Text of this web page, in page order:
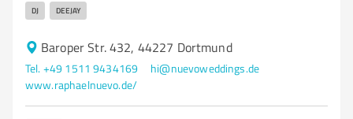
DJ DEEJAY
Baroper Str. 432, 44227 Dortmund
Tel. +49 1511 9434169
hi@nuevoweddings.de
www.raphaelnuevo.de/